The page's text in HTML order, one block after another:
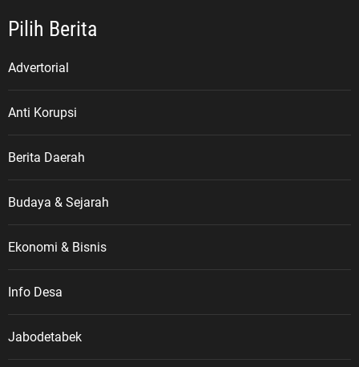
Pilih Berita
Advertorial
Anti Korupsi
Berita Daerah
Budaya & Sejarah
Ekonomi & Bisnis
Info Desa
Jabodetabek